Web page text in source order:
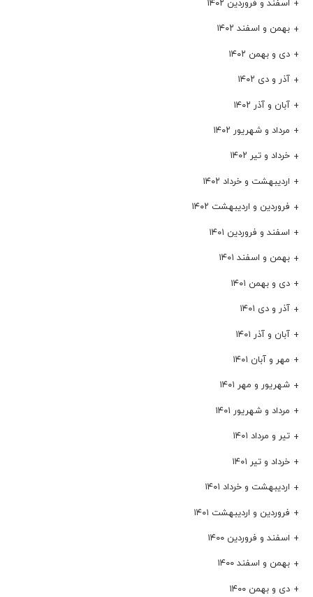
بهمن و اسفند ۱۴۰۲
دی و بهمن ۱۴۰۲
آذر و دی ۱۴۰۲
آبان و آذر ۱۴۰۲
مرداد و شهریور ۱۴۰۲
خرداد و تیر ۱۴۰۲
اردیبهشت و خرداد ۱۴۰۲
فروردین و اردیبهشت ۱۴۰۲
اسفند و فروردین ۱۴۰۱
بهمن و اسفند ۱۴۰۱
دی و بهمن ۱۴۰۱
آذر و دی ۱۴۰۱
آبان و آذر ۱۴۰۱
مهر و آبان ۱۴۰۱
شهریور و مهر ۱۴۰۱
مرداد و شهریور ۱۴۰۱
تیر و مرداد ۱۴۰۱
خرداد و تیر ۱۴۰۱
اردیبهشت و خرداد ۱۴۰۱
فروردین و اردیبهشت ۱۴۰۱
اسفند و فروردین ۱۴۰۰
بهمن و اسفند ۱۴۰۰
دی و بهمن ۱۴۰۰